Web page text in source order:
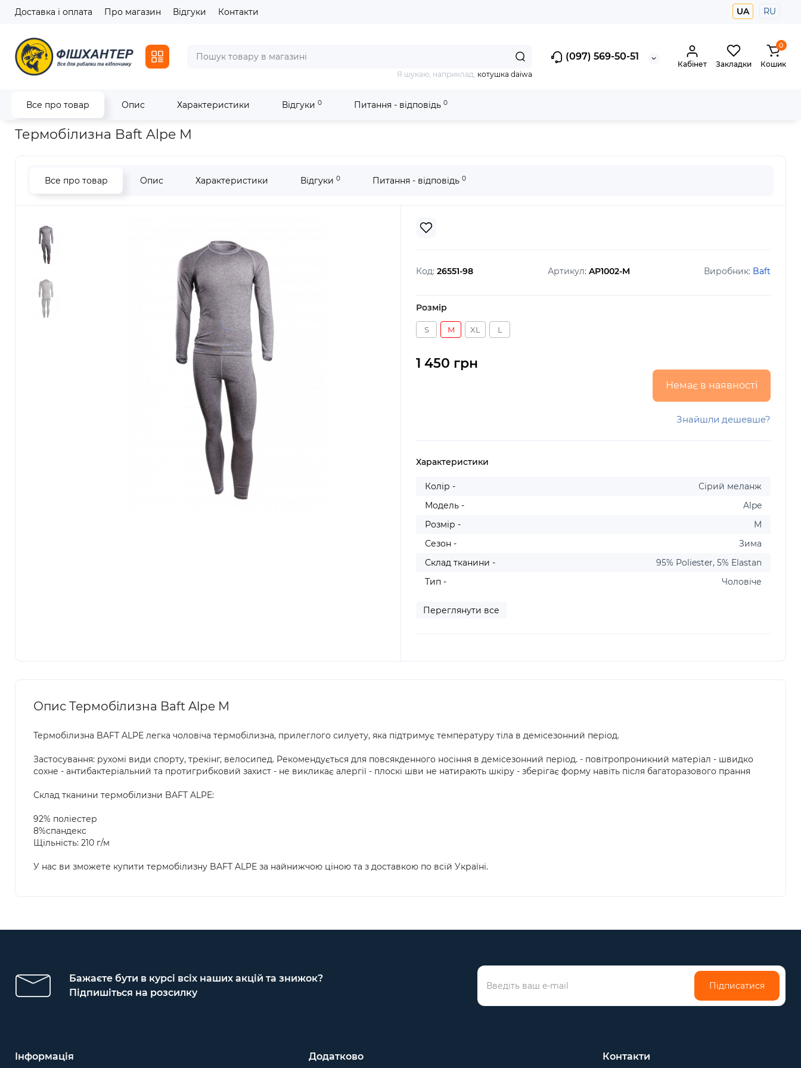
Доставка і оплата Про магазин Відгуки Контакти UA RU
(097) 569-50-51
Я шукаю, наприклад, котушка daiwa
Кабінет Закладки
0
Кошик
Все про товар Опис Характеристики Відгуки 0 Питання - відповідь 0
Головна Одяг та взуття Термобілизна Baft Alpe M
Термобілизна Baft Alpe M
Все про товар Опис Характеристики Відгуки 0 Питання - відповідь 0
Код: 26551-98 Артикул: AP1002-M Виробник: Baft
Розмір
S M XL L
1 450 грн
Немає в наявності
Знайшли дешевше?
Характеристики
Колір -
Сірий меланж
Модель -
Alpe
Розмір -
M
Сезон -
Зима
Склад тканини -
95% Poliester, 5% Elastan
Тип -
Чоловіче
Переглянути все
Опис Термобілизна Baft Alpe M
Термобілизна BAFT ALPE легка чоловіча термобілизна, прилеглого силуету, яка підтримує температуру тіла в демісезонний період.
Застосування: рухомі види спорту, трекінг, велосипед. Рекомендується для повсякденного носіння в демісезонний період. - повітропроникний матеріал - швидко
сохне - антибактеріальний та протигрибковий захист - не викликає алергії - плоскі шви не натирають шкіру - зберігає форму навіть після багаторазового прання
Склад тканини термобілизни BAFT ALPE:
92% поліестер
8%спандекс
Щільність: 210 г/м
У нас ви зможете купити термобілизну BAFT ALPE за найнижчою ціною та з доставкою по всій Україні.
Бажаєте бути в курсі всіх наших акцій та знижок?
Підпишіться на розсилку
Підписатися
Інформація Додатково Контакти